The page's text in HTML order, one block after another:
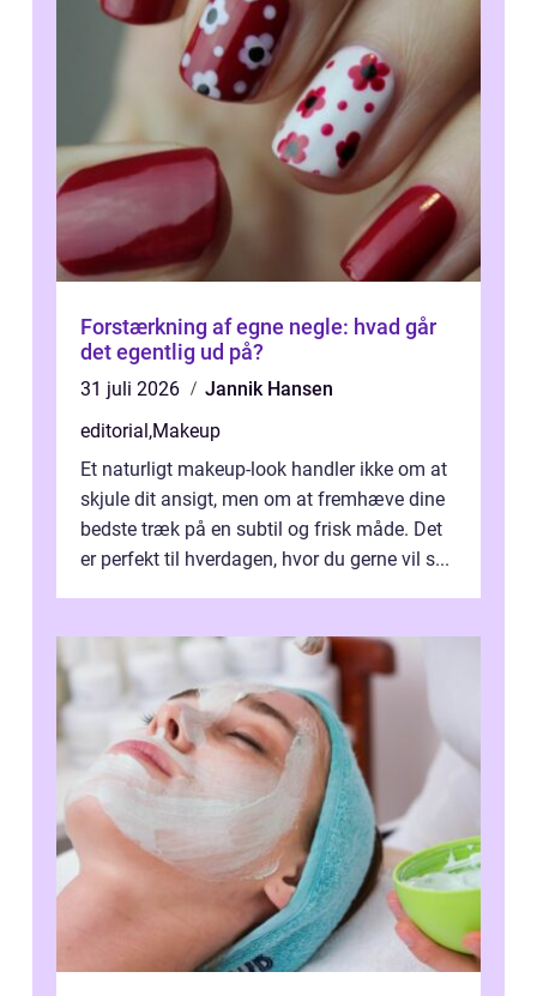
Forstærkning af egne negle: hvad går
det egentlig ud på?
31 juli 2026
Jannik Hansen
editorial,Makeup
Et naturligt makeup-look handler ikke om at
skjule dit ansigt, men om at fremhæve dine
bedste træk på en subtil og frisk måde. Det
er perfekt til hverdagen, hvor du gerne vil s...